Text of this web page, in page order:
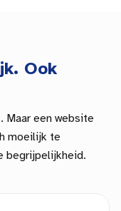
Ook
Maar een website
moeilijk te
begrijpelijkheid.